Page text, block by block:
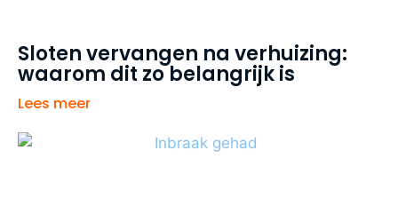
Sloten vervangen na verhuizing:
waarom dit zo belangrijk is
Lees meer